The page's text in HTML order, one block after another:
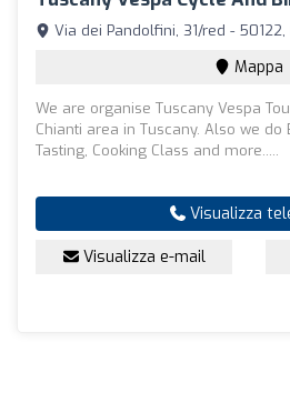
Via dei Pandolfini, 31/red - 50122,
Mappa
We are organise Tuscany Vespa
Chianti area in Tuscany. Also we do
Tasting, Cooking Class and more.....
Visualizza
Visualizza e-mail